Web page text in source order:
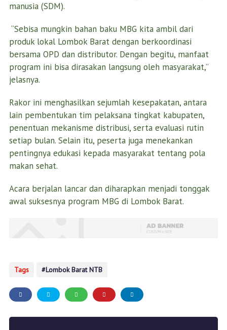
manusia (SDM).
“Sebisa mungkin bahan baku MBG kita ambil dari
produk lokal Lombok Barat dengan berkoordinasi
bersama OPD dan distributor. Dengan begitu, manfaat
program ini bisa dirasakan langsung oleh masyarakat,”
jelasnya.
Rakor ini menghasilkan sejumlah kesepakatan, antara
lain pembentukan tim pelaksana tingkat kabupaten,
penentuan mekanisme distribusi, serta evaluasi rutin
setiap bulan. Selain itu, peserta juga menekankan
pentingnya edukasi kepada masyarakat tentang pola
makan sehat.
Acara berjalan lancar dan diharapkan menjadi tonggak
awal suksesnya program MBG di Lombok Barat.
Tags Lombok Barat NTB